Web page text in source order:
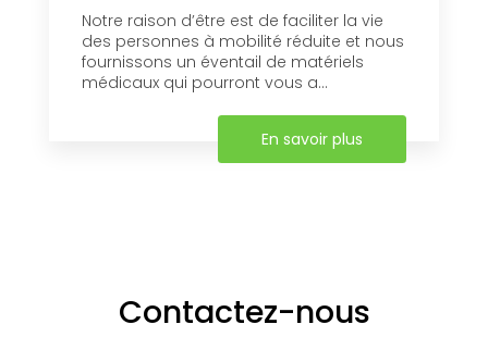
Notre raison d’être est de faciliter la vie
des personnes à mobilité réduite et nous
fournissons un éventail de matériels
médicaux qui pourront vous a...
En savoir plus
Contactez-nous